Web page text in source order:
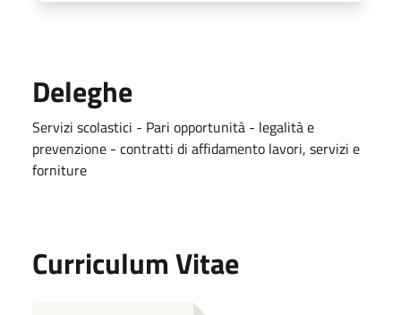
Deleghe
Servizi scolastici - Pari opportunità - legalità e
prevenzione - contratti di affidamento lavori, servizi e
forniture
Curriculum Vitae